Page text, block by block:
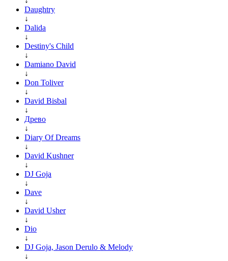
Daughtry
↓
Dalida
↓
Destiny's Child
↓
Damiano David
↓
Don Toliver
↓
David Bisbal
↓
Древо
↓
Diary Of Dreams
↓
David Kushner
↓
DJ Goja
↓
Dave
↓
David Usher
↓
Dio
↓
DJ Goja, Jason Derulo & Melody
↓